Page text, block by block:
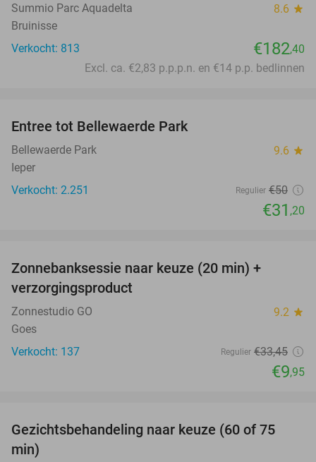
Summio Parc Aquadelta 8.6 star
Bruinisse
Verkocht: 813
€182,40
Excl. ca. €2,83 p.p.p.n. en €14 p.p. bedlinnen
Entree tot Bellewaerde Park
Bellewaerde Park 9.6 star
Ieper
Verkocht: 2.251
Regulier €50
€31 ,20
Zonnebanksessie naar keuze (20 min) +
verzorgingsproduct
Zonnestudio GO 9.2 star
Goes
Verkocht: 137
Regulier €33,45
€9,95
52%
Gezichtsbehandeling naar keuze (60 of 75
min)